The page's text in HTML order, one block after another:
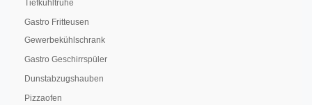
Tiefkühltruhe
Gastro Fritteusen
Gewerbekühlschrank
Gastro Geschirrspüler
Dunstabzugshauben
Pizzaofen